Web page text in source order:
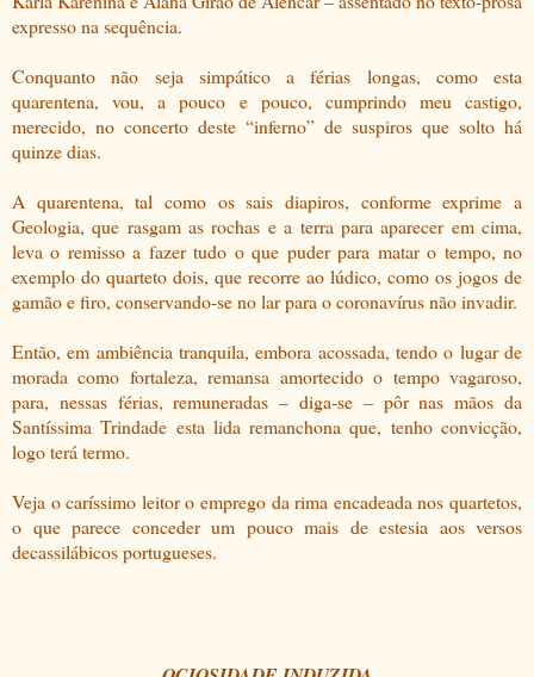
expresso na sequência.
Conquanto não seja simpático a férias longas, como esta
quarentena, vou, a pouco e pouco, cumprindo meu castigo,
merecido, no concerto deste “inferno” de suspiros que solto há
quinze dias.
A quarentena, tal como os sais diapiros, conforme exprime a
Geologia, que rasgam as rochas e a terra para aparecer em cima,
leva o remisso a fazer tudo o que puder para matar o tempo, no
exemplo do quarteto dois, que recorre ao lúdico, como os jogos de
gamão e firo, conservando-se no lar para o coronavírus não invadir.
Então, em ambiência tranquila, embora acossada, tendo o lugar de
morada como fortaleza, remansa amortecido o tempo vagaroso,
para, nessas férias, remuneradas – diga-se – pôr nas mãos da
Santíssima Trindade esta lida remanchona que, tenho convicção,
logo terá termo.
Veja o caríssimo leitor o emprego da rima encadeada nos quartetos,
o que parece conceder um pouco mais de estesia aos versos
decassilábicos portugueses.